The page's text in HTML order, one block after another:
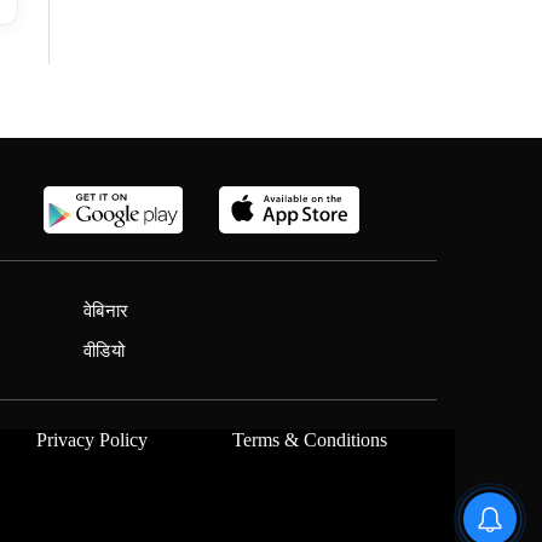
वेबिनार
वीडियो
Privacy Policy Terms & Conditions